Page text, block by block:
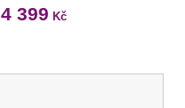
4 399 Kč